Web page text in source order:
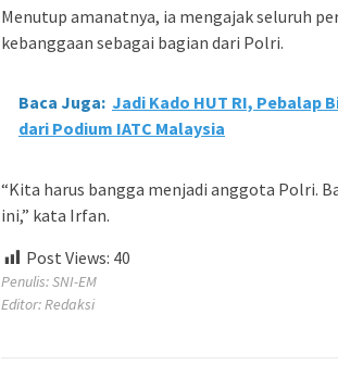
Menutup amanatnya, ia mengajak seluruh
kebanggaan sebagai bagian dari Polri.
Baca Juga: Jadi Kado HUT RI, Pebalap
dari Podium IATC Malaysia
“Kita harus bangga menjadi anggota Polri.
ini,” kata Irfan.
Post Views: 40
Penulis: SNI-EM
Editor: Redaksi